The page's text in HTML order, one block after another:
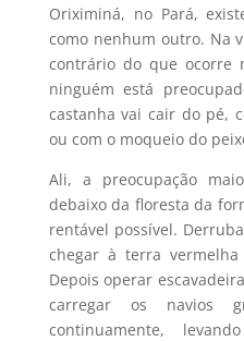
Oriximiná, no Pará,
como nenhum outro. Na
contrário do que ocorre
ninguém está
castanha vai cair do pé,
ou com o moqueio do
Ali, a preocupação
debaixo da floresta da
rentável possível.
chegar à terra
Depois operar
carregar os navios
continuamente,